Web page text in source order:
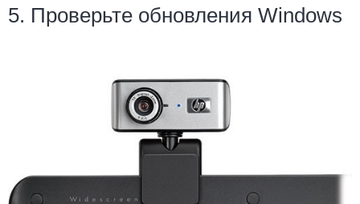
5. Проверьте обновления Windows